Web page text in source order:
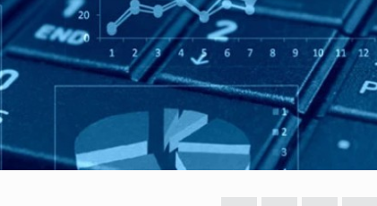
11
ზურაბ აზარაშვილი:
„სოციალურად დაუცველთა
დასაქმების პროგრამაში,…